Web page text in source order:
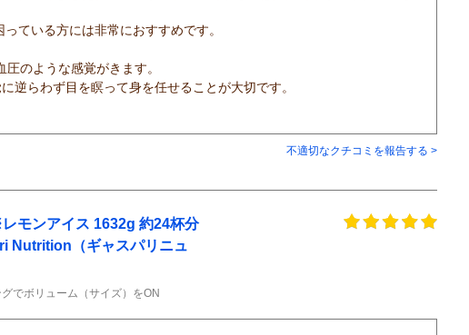
ている方には非常におすすめです。
のような感覚がきます。
逆らわず目を瞑って身を任せることが大切です。
不適切なクチコミを報告する >
モンアイス 1632g 約24杯分
Nutrition（ギャスパリニュ
でボリューム（サイズ）をON